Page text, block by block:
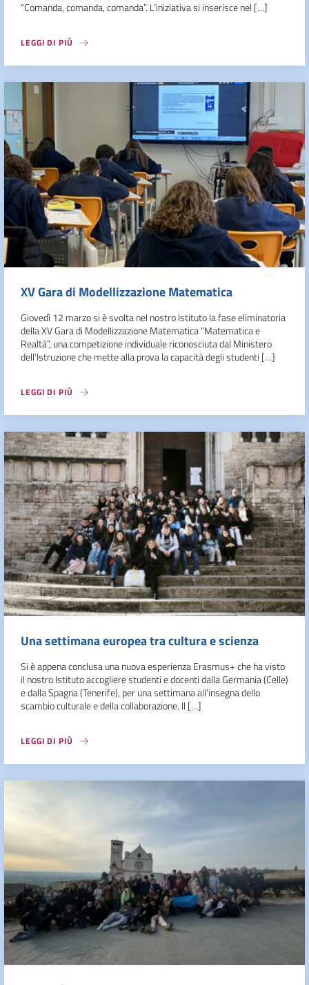
“Comanda, comanda, comanda”. L’iniziativa si inserisce nel […]
LEGGI DI PIÙ
XV Gara di Modellizzazione Matematica
Giovedì 12 marzo si è svolta nel nostro Istituto la fase eliminatoria
della XV Gara di Modellizzazione Matematica “Matematica e
Realtà”, una competizione individuale riconosciuta dal Ministero
dell’Istruzione che mette alla prova la capacità degli studenti […]
LEGGI DI PIÙ
Una settimana europea tra cultura e scienza
Si è appena conclusa una nuova esperienza Erasmus+ che ha visto
il nostro Istituto accogliere studenti e docenti dalla Germania (Celle)
e dalla Spagna (Tenerife), per una settimana all’insegna dello
scambio culturale e della collaborazione. Il […]
LEGGI DI PIÙ